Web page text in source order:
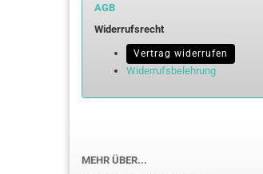
AGB
Widerrufsrecht
Vertrag widerrufen
Widerrufsbelehrung
MEHR ÜBER...